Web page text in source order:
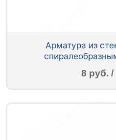
Арматура из
8 руб. /